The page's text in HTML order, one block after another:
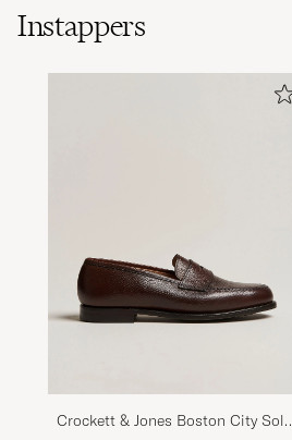
Instappers
Crockett & Jones Boston City Sole